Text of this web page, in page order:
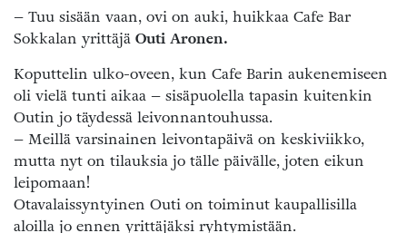
– Tuu sisään vaan, ovi on auki, huikkaa Cafe Bar
Sokkalan yrittäjä Outi Aronen.
Koputtelin ulko-oveen, kun Cafe Barin aukenemiseen
oli vielä tunti aikaa – sisäpuolella tapasin kuitenkin
Outin jo täydessä leivonnantouhussa.
– Meillä varsinainen leivontapäivä on keskiviikko,
mutta nyt on tilauksia jo tälle päivälle, joten eikun
leipomaan!
Otavalaissyntyinen Outi on toiminut kaupallisilla
aloilla jo ennen yrittäjäksi ryhtymistään.